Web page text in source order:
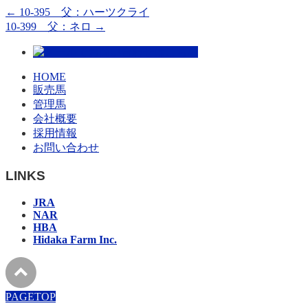
← 10-395 父：ハーツクライ
10-399 父：ネロ →
HOME
販売馬
管理馬
会社概要
採用情報
お問い合わせ
LINKS
JRA
NAR
HBA
Hidaka Farm Inc.
PAGETOP